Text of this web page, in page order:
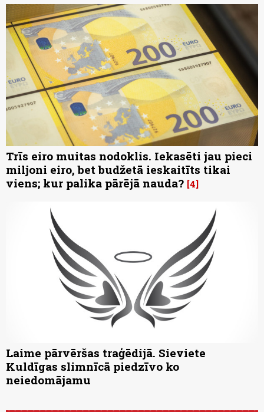
Trīs eiro muitas nodoklis. Iekasēti jau pieci
miljoni eiro, bet budžetā ieskaitīts tikai
viens; kur palika pārējā nauda? 4
Laime pārvēršas traģēdijā. Sieviete
Kuldīgas slimnīcā piedzīvo ko
neiedomājamu